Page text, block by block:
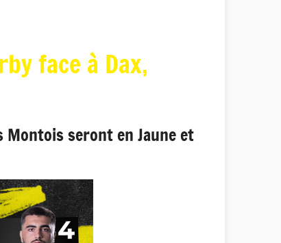
face à Dax,
Montois seront en Jaune et